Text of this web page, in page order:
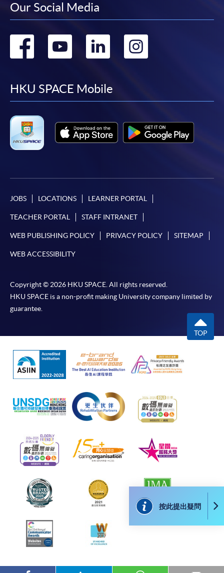
按此提出疑問
折
Our Social Media
Go
facebook
Go
youtube
Go
linkedin
HKU SPACE Mobile
JOBS LOCATIONS LEARNER PORTAL
TEACHER PORTAL STAFF INTRANET
WEB PUBLISHING POLICY PRIVACY POLICY SITEMAP
WEB ACCESSIBILITY
Copyright © 2026 HKU SPACE. All rights reserved.
HKU SPACE is a non-profit making University company limited by
guarantee.
TOP